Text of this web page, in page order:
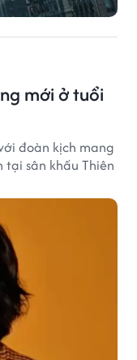
mới ở tuổi
đoàn kịch mang
sân khấu Thiên